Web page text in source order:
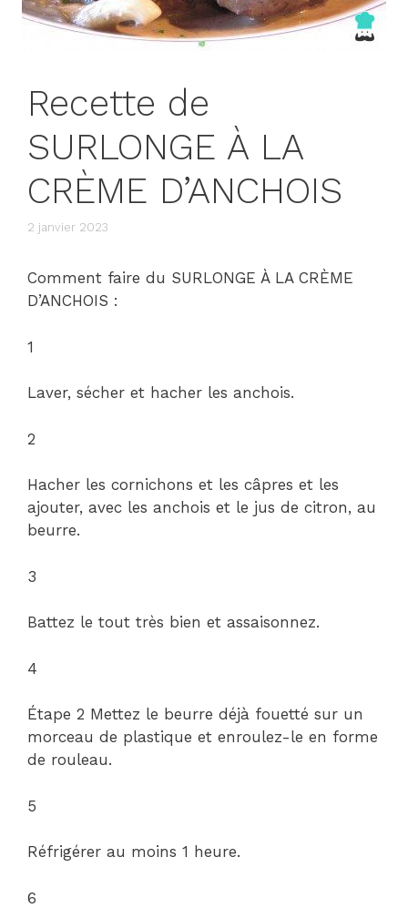
Recette de
SURLONGE À LA
CRÈME D’ANCHOIS
2 janvier 2023
Comment faire du SURLONGE À LA CRÈME
D’ANCHOIS :
1
Laver, sécher et hacher les anchois.
2
Hacher les cornichons et les câpres et les
ajouter, avec les anchois et le jus de citron, au
beurre.
3
Battez le tout très bien et assaisonnez.
4
Étape 2 Mettez le beurre déjà fouetté sur un
morceau de plastique et enroulez-le en forme
de rouleau.
5
Réfrigérer au moins 1 heure.
6